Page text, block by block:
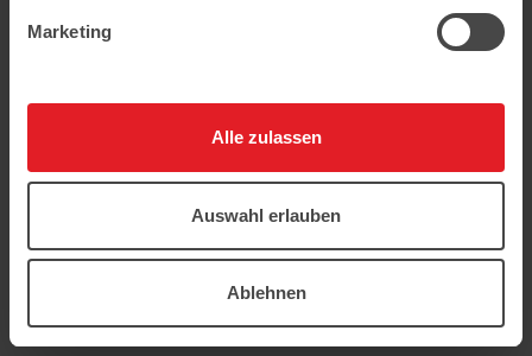
Marketing
Alle zulassen
Auswahl erlauben
Ablehnen